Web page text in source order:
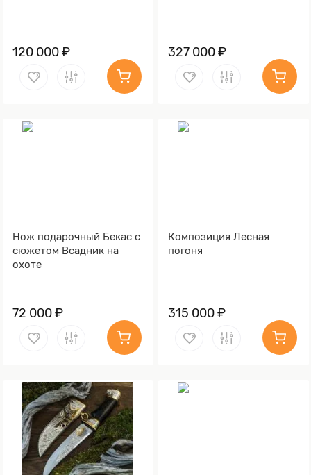
120 000 ₽ 327 000 ₽
Нож подарочный Бекас с
сюжетом Всадник на
охоте
72 000 ₽
Композиция Лесная
погоня
315 000 ₽